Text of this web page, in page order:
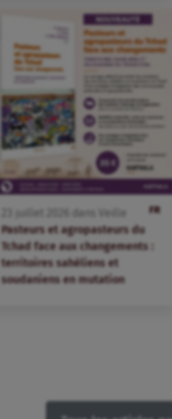
FR
juillet dans
Veille
Pasteurs et agropasteurs du
Tchad face aux changements :
territoires sahéliens et
soudaniens en mutation